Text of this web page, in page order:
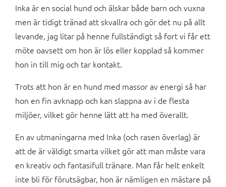
Inka är en social hund och älskar både barn och vuxna
men är tidigt tränad att skvallra och gör det nu på allt
levande, jag litar på henne fullständigt så fort vi får ett
möte oavsett om hon är lös eller kopplad så kommer
hon in till mig och tar kontakt.
Trots att hon är en hund med massor av energi så har
hon en fin avknapp och kan slappna av i de flesta
miljöer, vilket gör henne lätt att ha med överallt.
En av utmaningarna med Inka (och rasen överlag) är
att de är väldigt smarta vilket gör att man måste vara
en kreativ och fantasifull tränare. Man får helt enkelt
inte bli för förutsägbar, hon är nämligen en mästare på